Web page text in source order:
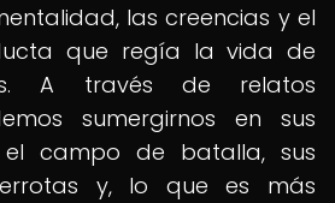
las creencias y el
que regía la vida de
A través de relatos
sumergirnos en sus
el campo de batalla, sus
y, lo que es más